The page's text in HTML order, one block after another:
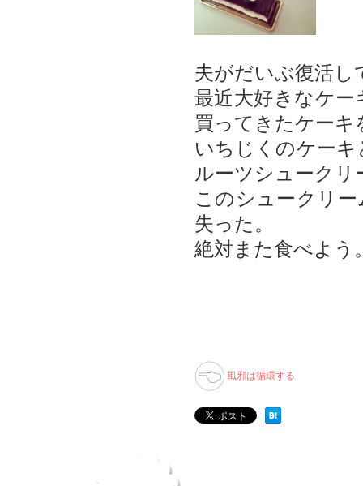
夫がだいぶ復活し
最近大好きなケ
買ってきたケーキ
いちじくのケー
ルーツシュークリ
このシュークリ
失った。
絶対また食べよう
風邪は循環する